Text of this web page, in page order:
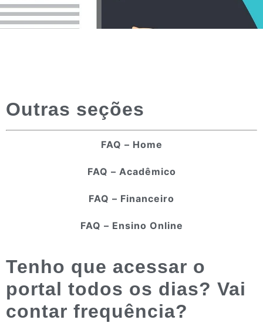
Outras seções
FAQ – Home
FAQ – Acadêmico
FAQ – Financeiro
FAQ – Ensino Online
Tenho que acessar o
portal todos os dias? Vai
contar frequência?